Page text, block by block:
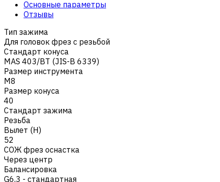
Основные параметры
Отзывы
Тип зажима
Для головок фрез с резьбой
Стандарт конуса
MAS 403/BT (JIS-B 6339)
Размер инструмента
M8
Размер конуса
40
Стандарт зажима
Резьба
Вылет (H)
52
СОЖ фрез оснастка
Через центр
Балансировка
G6,3 - стандартная